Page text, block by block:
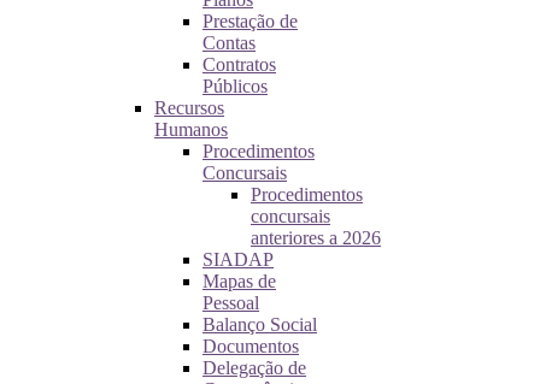
Prestação de
Contas
Contratos
Públicos
Recursos
Humanos
Procedimentos
Concursais
Procedimentos
concursais
anteriores a 2026
SIADAP
Mapas de
Pessoal
Balanço Social
Documentos
Delegação de